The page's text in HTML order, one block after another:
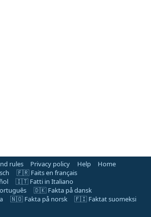
rules Privacy policy Help
Home
🇫🇷 Faits en français
🇮🇹 Fatti in Italiano
🇩🇰 Fakta på dansk
🇳🇴 Fakta på norsk
🇫🇮 Faktat suomeksi